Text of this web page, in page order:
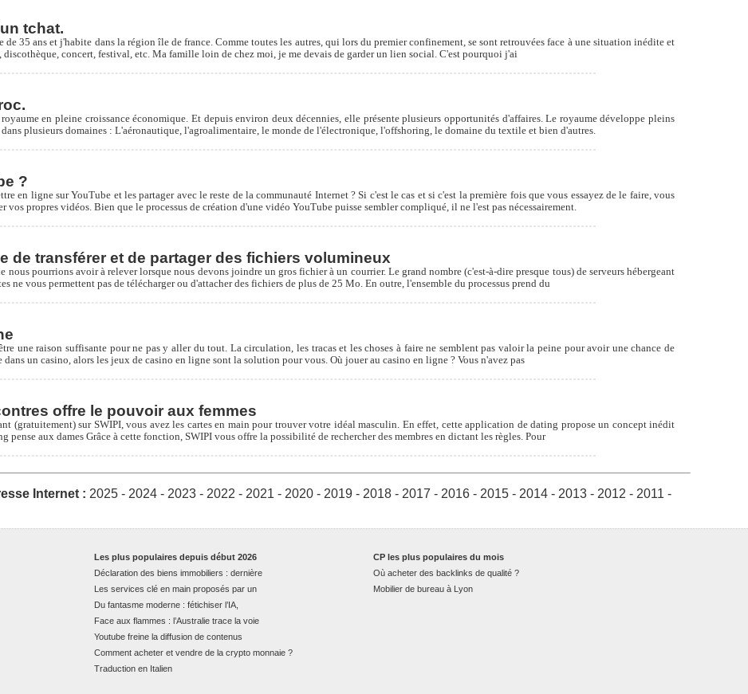
tchat.
de 35 ans et j'habite dans la région île de france. Comme toutes les autres, qui lors du premier confinement, se sont retrouvées face à une situation inédite et
discothèque, concert, festival, etc. Ma famille loin de chez moi, je me devais de garder un lien social. C'est pourquoi j'ai
en pleine croissance économique. Et depuis environ deux décennies, elle présente plusieurs opportunités d'affaires. Le royaume développe pleins
plusieurs domaines : L'aéronautique, l'agroalimentaire, le monde de l'électronique, l'offshoring, le domaine du textile et bien d'autres.
?
en ligne sur YouTube et les partager avec le reste de la communauté Internet ? Si c'est le cas et si c'est la première fois que vous essayez de le faire, vous
vos propres vidéos. Bien que le processus de création d'une vidéo YouTube puisse sembler compliqué, il ne l'est pas nécessairement.
de transférer et de partager des fichiers volumineux
pourrions avoir à relever lorsque nous devons joindre un gros fichier à un courrier. Le grand nombre (c'est-à-dire presque tous) de serveurs hébergeant
ne vous permettent pas de télécharger ou d'attacher des fichiers de plus de 25 Mo. En outre, l'ensemble du processus prend du
une raison suffisante pour ne pas y aller du tout. La circulation, les tracas et les choses à faire ne semblent pas valoir la peine pour avoir une chance de
un casino, alors les jeux de casino en ligne sont la solution pour vous. Où jouer au casino en ligne ? Vous n'avez pas
offre le pouvoir aux femmes
(gratuitement) sur SWIPI, vous avez les cartes en main pour trouver votre idéal masculin. En effet, cette application de dating propose un concept inédit
aux dames Grâce à cette fonction, SWIPI vous offre la possibilité de rechercher des membres en dictant les règles. Pour
Internet : 2025 - 2024 - 2023 - 2022 - 2021 - 2020 - 2019 - 2018 - 2017 - 2016 - 2015 - 2014 - 2013 - 2012 - 2011 -
CP les plus populaires du mois
Où acheter des backlinks de qualité ?
Mobilier de bureau à Lyon
Les plus populaires depuis début 2026
Déclaration des biens immobiliers : dernière
Les services clé en main proposés par un
Du fantasme moderne : fétichiser l’IA,
Face aux flammes : l’Australie trace la voie
Youtube freine la diffusion de contenus
Comment acheter et vendre de la crypto monnaie ?
Traduction en Italien